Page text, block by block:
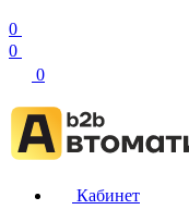
0
0
0
Кабинет